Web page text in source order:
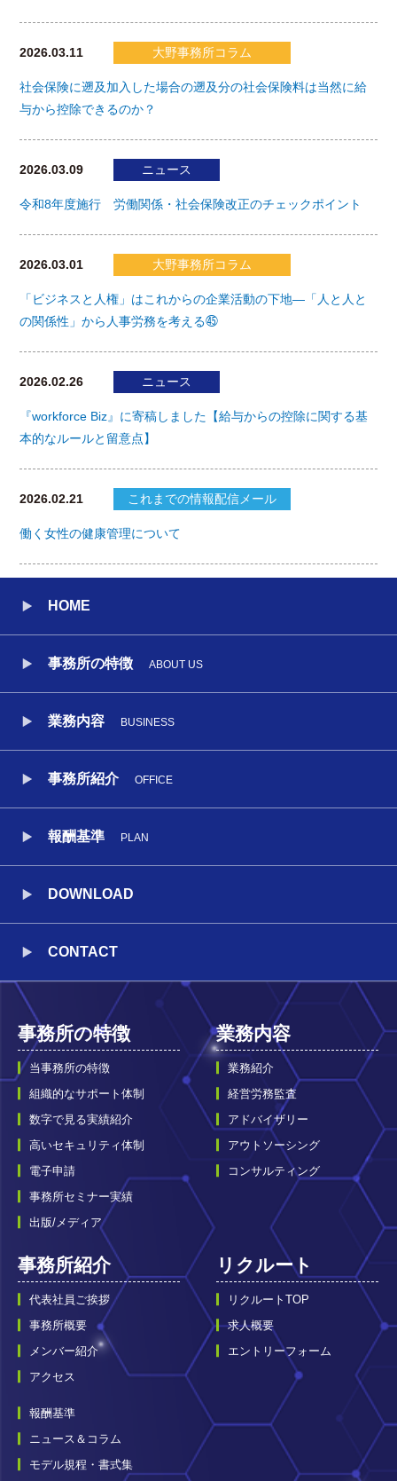
2026.03.11 大野事務所コラム
社会保険に遡及加入した場合の遡及分の社会保険料は当然に給
与から控除できるのか？
2026.03.09 ニュース
令和8年度施行 労働関係・社会保険改正のチェックポイント
2026.03.01 大野事務所コラム
「ビジネスと人権」はこれからの企業活動の下地―「人と人と
の関係性」から人事労務を考える㊺
2026.02.26 ニュース
『workforce Biz』に寄稿しました【給与からの控除に関する基
本的なルールと留意点】
2026.02.21 これまでの情報配信メール
働く女性の健康管理について
HOME
事務所の特徴 ABOUT US
業務内容 BUSINESS
事務所紹介 OFFICE
報酬基準 PLAN
DOWNLOAD
CONTACT
事務所の特徴
当事務所の特徴
組織的なサポート体制
数字で見る実績紹介
高いセキュリティ体制
電子申請
事務所セミナー実績
出版/メディア
業務内容
業務紹介
経営労務監査
アドバイザリー
アウトソーシング
コンサルティング
事務所紹介
代表社員ご挨拶
事務所概要
メンバー紹介
アクセス
リクルート
リクルートTOP
求人概要
エントリーフォーム
報酬基準
ニュース＆コラム
モデル規程・書式集